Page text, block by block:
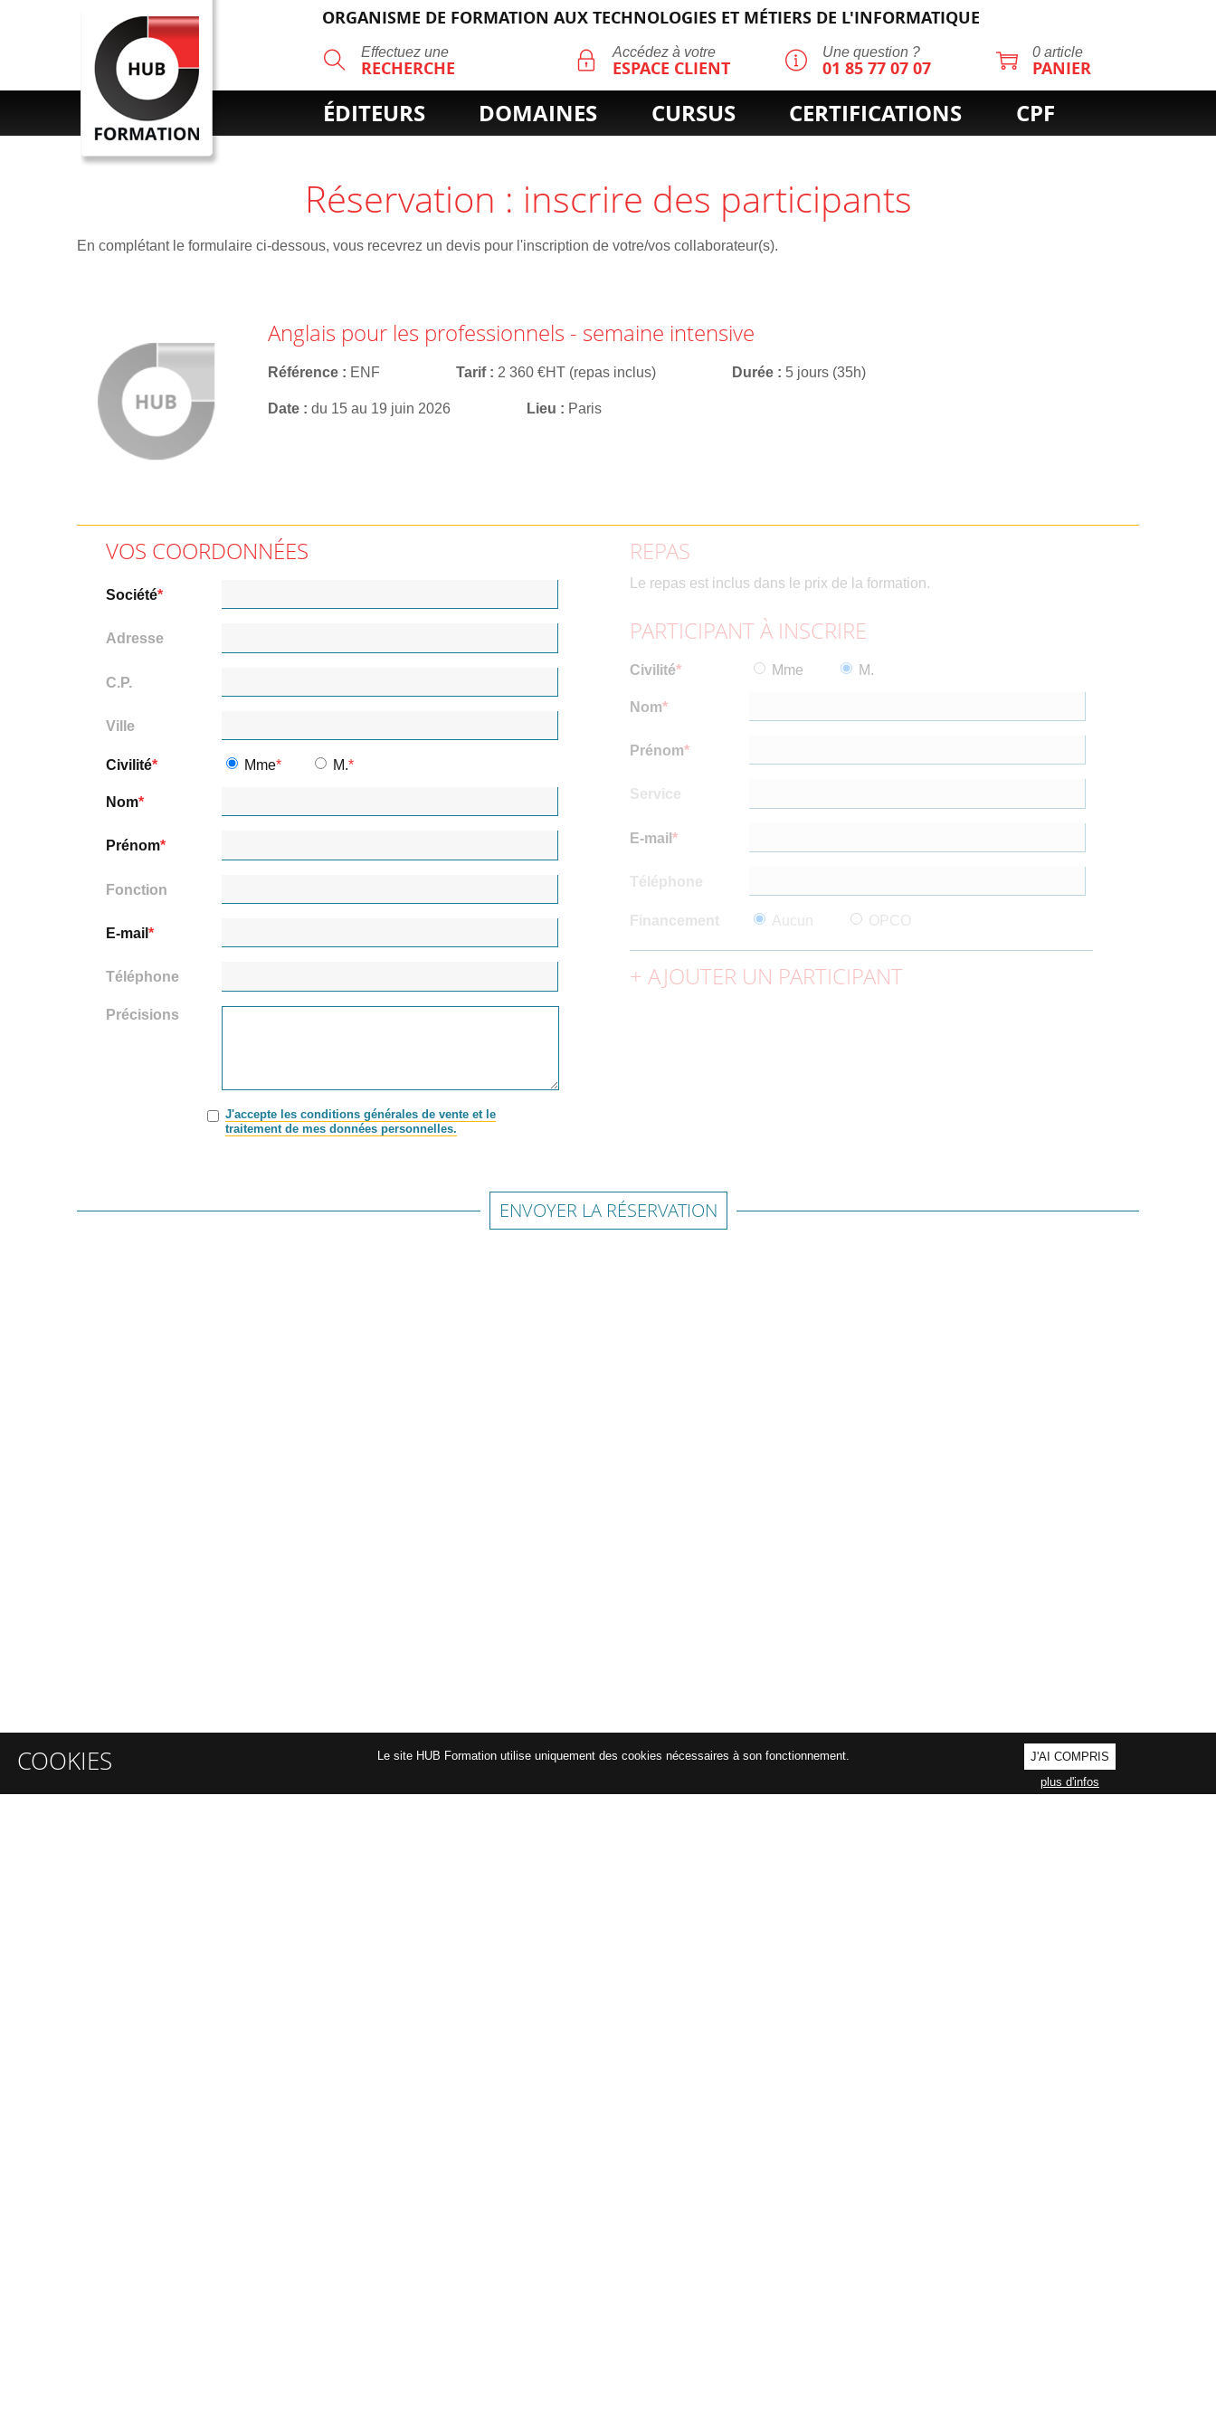
ORGANISME DE FORMATION AUX TECHNOLOGIES ET MÉTIERS DE L'INFORMATIQUE
Effectuez une
RECHERCHE
RECHERCHE Accédez à votre
ESPACE CLIENT
Une question ?
01 85 77 07 07
0 article
PANIER
ÉDITEURS DOMAINES CURSUS CERTIFICATIONS CPF
Réservation : inscrire des participants
En complétant le formulaire ci-dessous, vous recevrez un devis pour l'inscription de votre/vos collaborateur(s).
Anglais pour les professionnels - semaine intensive
Référence ENF Tarif 2 360 €HT (repas inclus) Durée 5 jours (35h)
Date du 15 au 19 juin 2026 Lieu Paris
VOS COORDONNÉES
Société
Adresse
C.P.
Ville
Civilité Mme M.
Nom
Prénom
Fonction
E-mail
Téléphone
Précisions
J'accepte les conditions générales de vente et le
traitement de mes données personnelles.
REPAS
Le repas est inclus dans le prix de la formation.
PARTICIPANT À INSCRIRE
Civilité Mme M.
Nom
Prénom
Service
E-mail
Téléphone
Financement Aucun OPCO
AJOUTER UN PARTICIPANT
ENVOYER LA RÉSERVATION
COOKIES Le site HUB Formation utilise uniquement des cookies nécessaires à son fonctionnement.
J'AI COMPRIS
plus d'infos